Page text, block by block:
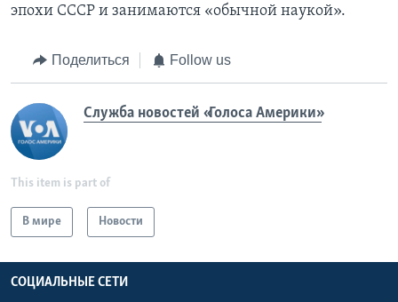
эпохи СССР и занимаются «обычной наукой».
Поделиться Follow us
Служба новостей «Голоса Америки»
This item is part of
В мире Новости
СОЦИАЛЬНЫЕ СЕТИ